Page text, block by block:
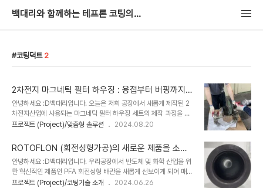
백대리와 함께하는 테프론 코팅의 세계 : 불소수지 이야기
코팅덕트 2
2차전지 마그네틱 필터 하우징 : 용접부터 버핑까지
세세한 작업으로 완성한 이야기
안녕하세요 :D백대리입니다. 오늘은 저희 공장에서 새롭게 제작된 2
차전지산업에 사용되는 마그네틱 필터 하우징 세트의 제작 과정을 소
개해드리려고 합니다. 이번 프로젝트는 2차전지의 고도화된 제조 공
진행되었으며, 특히 내부의 손이 닿지 않는 분위까지 꼼꼼하게 작업을
마쳤습니다. - 시작 : 용접작업2차전지 생산에 사용되는 마그네틱 필
터 하우징의 제작은 그 중요성 때문에 첫 단계부터 고도의 정밀함을 요
구합니다. 고품질의 소재를 사용하여 튼튼하게 용접 작업을 진행하였
으며, 필터 하우징의 구조적인 완성도를 높이는 데 주력했습니다. 2차
프로젝트 (Project)/맞춤형 솔루션 2024.08.20
ROTOFLON (회전성형가공)의 새로운 제품을 소개
합니다 : 우진아이엔에스 천안공장의 신규 제품군 안
내
안녕하세요 :D백대리입니다. 우리공장에서 반도체 및 화학 산업을 위
한 혁신적인 제품인 PFA 회전성형 배관을 새롭게 선보이게 되어 매우
기쁩니다!이 제품은 첨단기술과 최신 제조 공정을 통해 개발된 것으로,
프로젝트 (Project)/코팅기술 소개 2024.06.26